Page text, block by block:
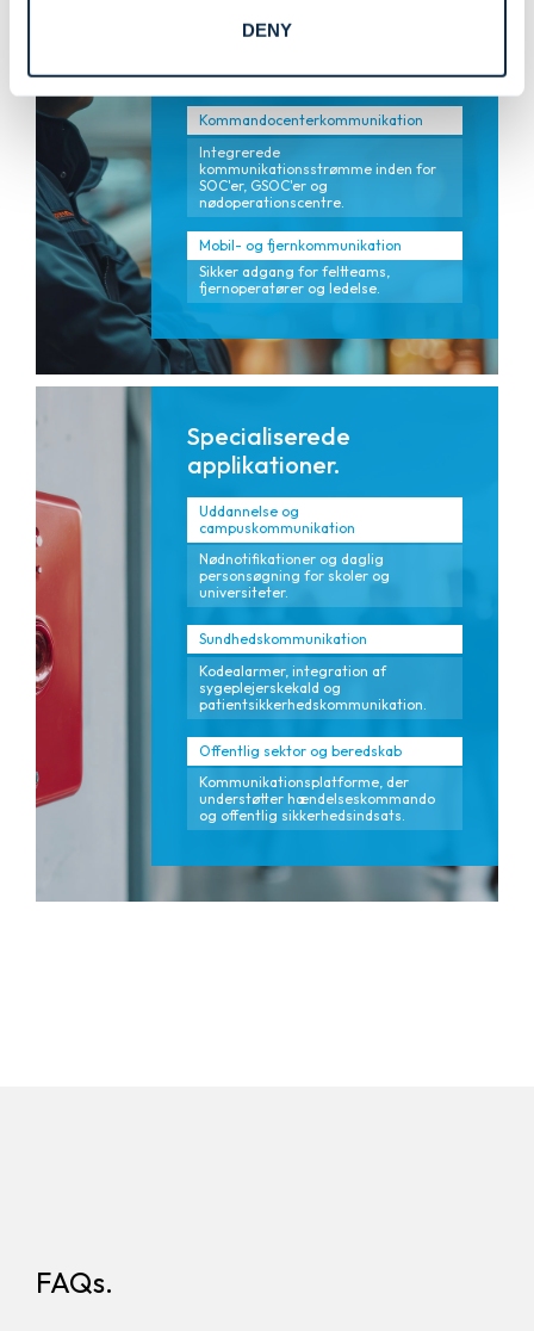
DENY
Tale-, video- og beskedplatforme,
hændelser og daglige operationer.
Kommandocenterkommunikation
Integrerede
kommunikationsstrømme inden for
SOC'er, GSOC'er og
nødoperationscentre.
Mobil- og fjernkommunikation
Sikker adgang for feltteams,
fjernoperatører og ledelse.
Specialiserede
applikationer.
Uddannelse og
campuskommunikation
Nødnotifikationer og daglig
personsøgning for skoler og
universiteter.
Sundhedskommunikation
Kodealarmer, integration af
sygeplejerskekald og
patientsikkerhedskommunikation.
Offentlig sektor og beredskab
Kommunikationsplatforme, der
understøtter hændelseskommando
og offentlig sikkerhedsindsats.
FAQs.